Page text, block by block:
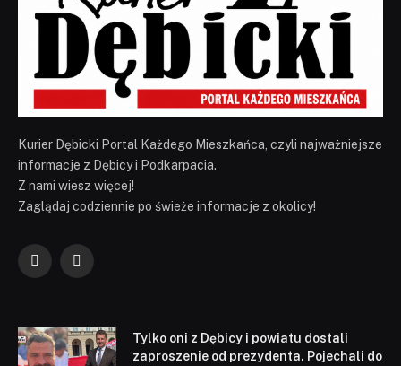
Kurier Dębicki Portal Każdego Mieszkańca, czyli najważniejsze
informacje z Dębicy i Podkarpacia.
Z nami wiesz więcej!
Zaglądaj codziennie po świeże informacje z okolicy!
FacebookYouTube
Tylko oni z Dębicy i powiatu dostali
zaproszenie od prezydenta. Pojechali do